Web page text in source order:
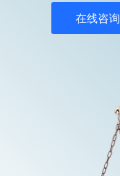
在线咨询